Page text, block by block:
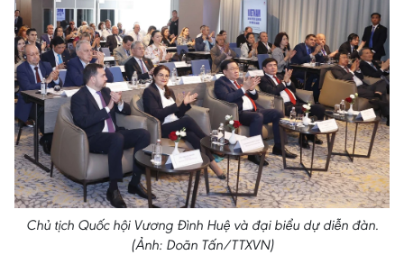
Chủ tịch Quốc hội Vương Đình Huệ và đại biểu dự diễn đàn.
(Ảnh: Doãn Tấn/TTXVN)